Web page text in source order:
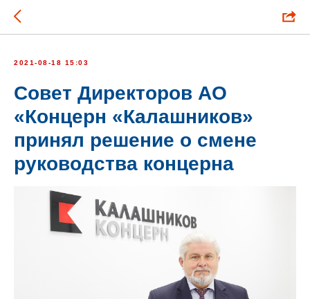
2021-08-18 15:03
Совет Директоров АО
«Концерн «Калашников»
принял решение о смене
руководства концерна